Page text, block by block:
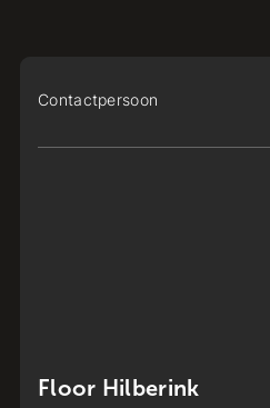
Contactpersoon
Floor Hilberink